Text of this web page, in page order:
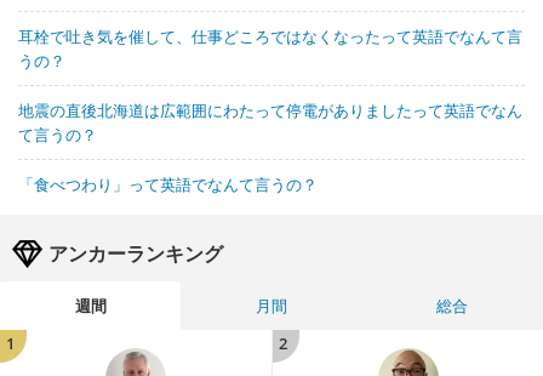
耳栓で吐き気を催して、仕事どころではなくなったって英語でなんて言
うの？
地震の直後北海道は広範囲にわたって停電がありましたって英語でなん
て言うの？
「食べつわり」って英語でなんて言うの？
アンカーランキング
週間 月間
総合
1
2